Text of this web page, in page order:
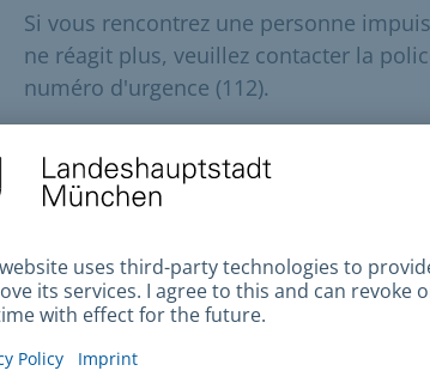
Si vous rencontrez une personne
ne réagit plus, veuillez contacter la
numéro d'urgence (112).
Formulaire de contact